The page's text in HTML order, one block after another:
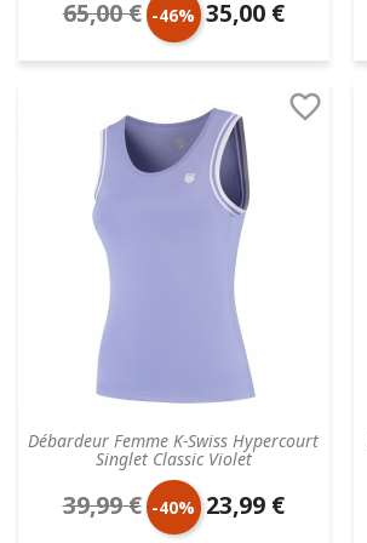
Prix
de
65,00 € -46% Prix
unitaire
35,00 €
Débardeur Femme K-Swiss Hypercourt
Singlet Classic Violet

Prix
39,99 € -40% Prix
23,99 €